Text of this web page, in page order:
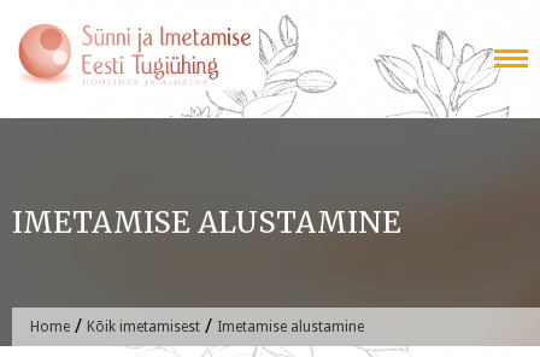
content
IMETAMISE ALUSTAMINE
Home / Kõik imetamisest / Imetamise alustamine